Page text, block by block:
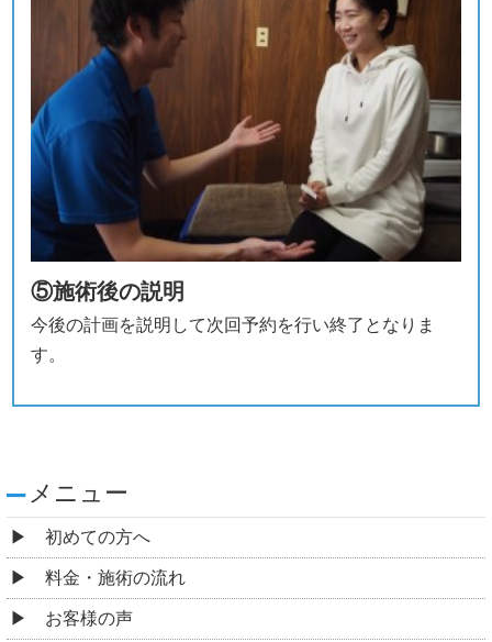
⑤施術後の説明
今後の計画を説明して次回予約を行い終了となりま
す。
メニュー
初めての方へ
料金・施術の流れ
お客様の声